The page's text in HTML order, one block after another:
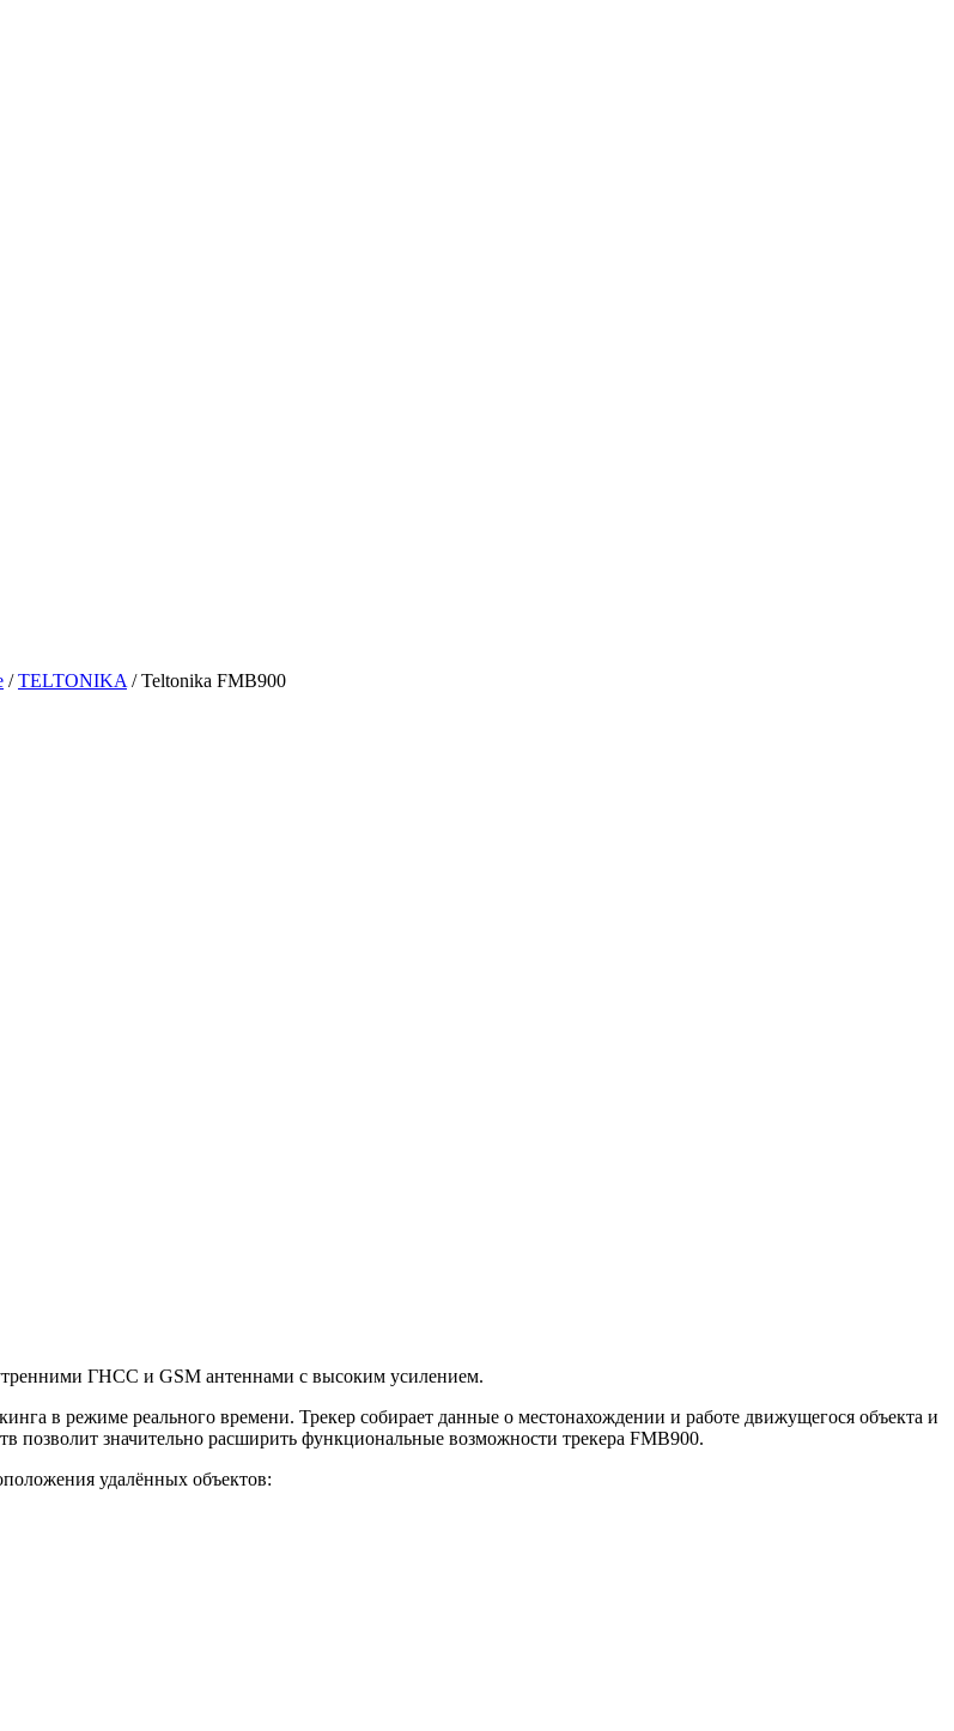
/ TELTONIKA / Teltonika FMB900
ГНСС и GSM антеннами с высоким усилением.
в режиме реального времени. Трекер собирает данные о местонахождении и работе движущегося объекта и
позволит значительно расширить функциональные возможности трекера FMB900.
удалённых объектов: